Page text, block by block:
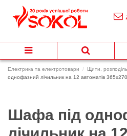
Електрика та електротовари Щити,
однофазний лічильник на 12 автоматів
Шафа під